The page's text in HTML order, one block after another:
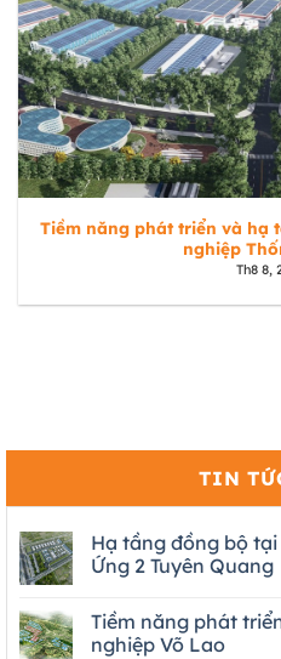
Tiềm năng phát triển và hạ
nghiệp
Th8 8,
TIN
Hạ tầng đồng bộ
Ứng 2 Tuyên Quang
Tiềm năng phát
nghiệp Võ Lao